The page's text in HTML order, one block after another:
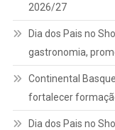
2026/27
Dia dos Pais no
gastronomia,
Continental
fortalecer
Dia dos Pais no